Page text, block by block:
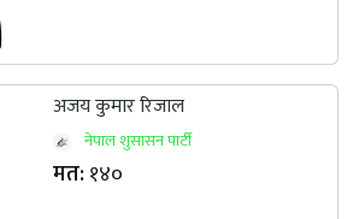
अजय कुमार रिजाल
नेपाल शुसासन पार्टी
मत:१४०